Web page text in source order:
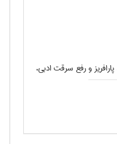
و رفع سرقت ادبی،